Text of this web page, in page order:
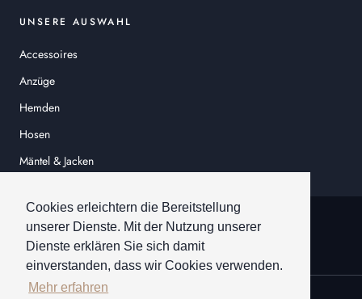
Cookies erleichtern die Bereitstellung
unserer Dienste. Mit der Nutzung unserer
Dienste erklären Sie sich damit
einverstanden, dass wir Cookies verwenden.
Mehr erfahren
UNSERE AUSWAHL
Accessoires
Anzüge
Hemden
Hosen
Mäntel & Jacken
© HEINER SCHNEIDER